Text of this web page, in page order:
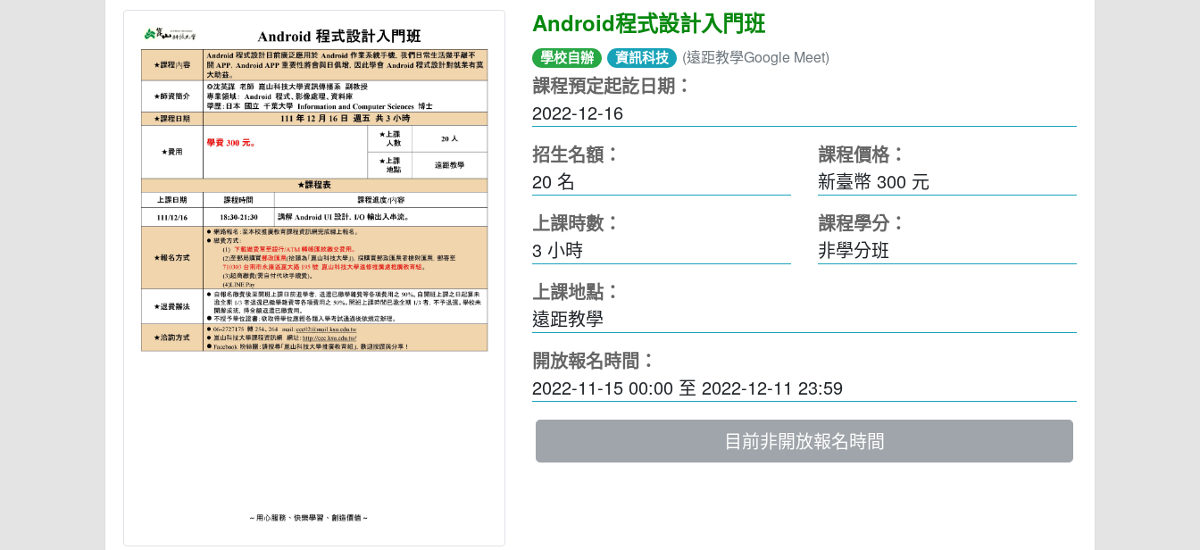
Android程式設計入門班
學校自辦 資訊科技 (遠距教學Google Meet)
課程預定起訖日期：
2022-12-16
招生名額：
20 名
課程價格：
新臺幣 300 元
上課時數：
3 小時
課程學分：
非學分班
上課地點：
遠距教學
開放報名時間：
2022-11-15 00:00 至 2022-12-11 23:59
目前非開放報名時間